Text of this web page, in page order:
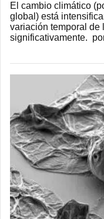
El cambio climático
global) está
variación temporal de
significativamente.